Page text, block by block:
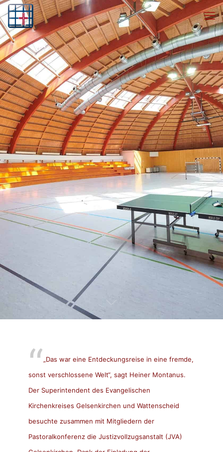
„Das war eine Entdeckungsreise in eine fremde,
sonst verschlossene Welt“, sagt Heiner Montanus.
Der Superintendent des Evangelischen
Kirchenkreises Gelsenkirchen und Wattenscheid
besuchte zusammen mit Mitgliedern der
Pastoralkonferenz die Justizvollzugsanstalt (JVA)